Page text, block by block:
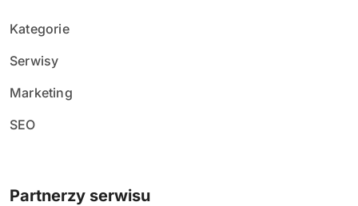
Kategorie
Serwisy
Marketing
SEO
Partnerzy serwisu